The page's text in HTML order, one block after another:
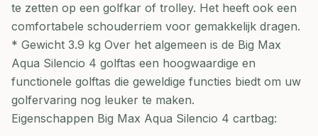
te zetten op een golfkar of trolley. Het heeft ook een
comfortabele schouderriem voor gemakkelijk dragen.
* Gewicht 3.9 kg Over het algemeen is de Big Max
Aqua Silencio 4 golftas een hoogwaardige en
functionele golftas die geweldige functies biedt om uw
golfervaring nog leuker te maken.
Eigenschappen Big Max Aqua Silencio 4 cartbag: